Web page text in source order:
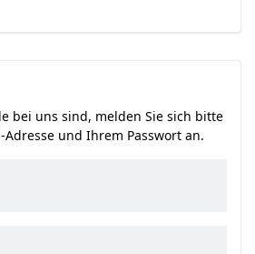
bei uns sind, melden Sie sich bitte
und Ihrem Passwort an.